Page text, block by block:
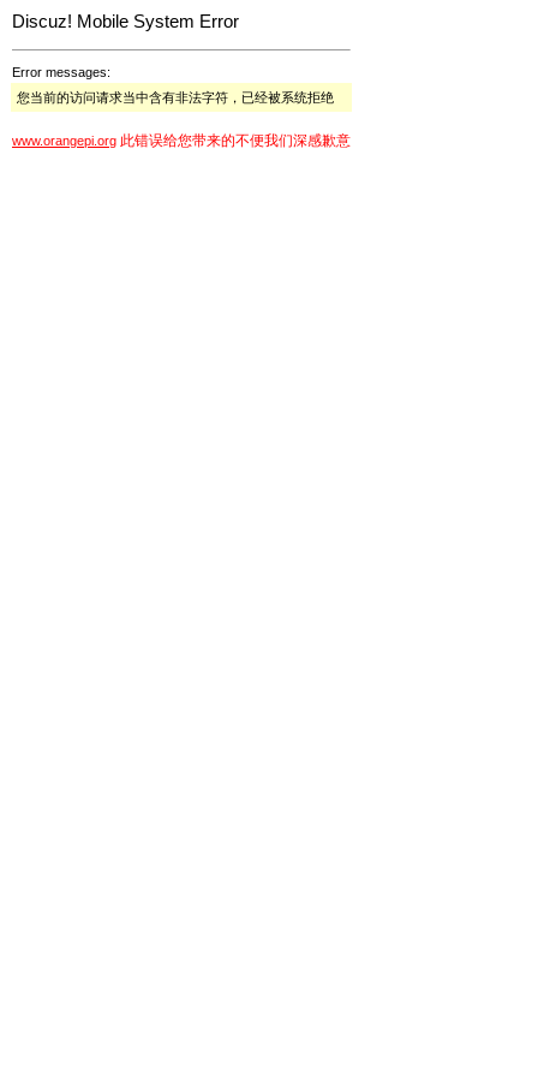
Discuz! Mobile System Error
Error messages:
您当前的访问请求当中含有非法字符，已经被系统拒绝
www.orangepi.org 此错误给您带来的不便我们深感歉意